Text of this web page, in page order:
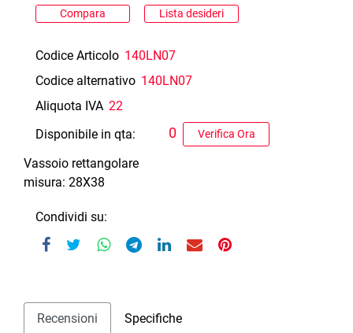
Compara Lista desideri
Codice Articolo 140LN07
Codice alternativo 140LN07
Aliquota IVA 22
Disponibile in qta:
Verifica Ora
0
Vassoio rettangolare
misura: 28X38
Condividi su:
Recensioni Specifiche